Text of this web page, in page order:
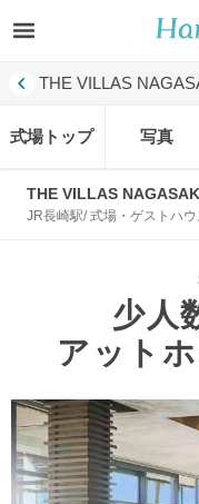
THE VILLAS
式場トップ 写真
THE VILLAS
JR長崎駅/ 式場・ゲストハ
少人
アット